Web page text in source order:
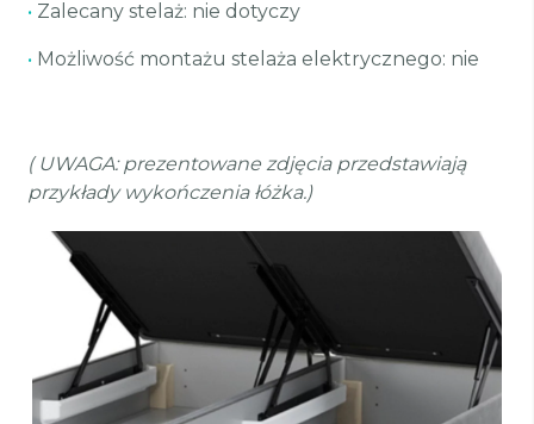
• Zalecany stelaż: nie dotyczy
• Możliwość montażu stelaża elektrycznego: nie
( UWAGA: prezentowane zdjęcia przedstawiają
przykłady wykończenia łóżka.)